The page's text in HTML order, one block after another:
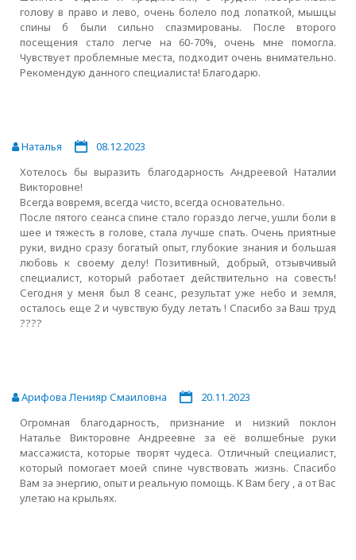
голову в право и лево, очень болело под лопаткой, мышцы
спины б были сильно спазмированы. После второго
посещения стало легче на 60-70%, очень мне помогла.
Чувствует проблемные места, подходит очень внимательно.
Рекомендую данного специалиста! Благодарю.
Наталья
08.12.2023
Хотелось бы выразить благодарность Андреевой Наталии
Викторовне!
Всегда вовремя, всегда чисто, всегда основательно.
После пятого сеанса спине стало гораздо легче, ушли боли в
шее и тяжесть в голове, стала лучше спать. Очень приятные
руки, видно сразу богатый опыт, глубокие знания и большая
любовь к своему делу! Позитивный, добрый, отзывчивый
специалист, который работает действительно на совесть!
Сегодня у меня был 8 сеанс, результат уже небо и земля,
осталось еще 2 и чувствую буду летать ! Спасибо за Ваш труд
????
Арифова Ленияр Смаиловна
20.11.2023
Огромная благодарность, признание и низкий поклон
Наталье Викторовне Андреевне за её волшебные руки
массажиста, которые творят чудеса. Отличный специалист,
который помогает моей спине чувствовать жизнь. Спасибо
Вам за энергию, опыт и реальную помощь. К Вам бегу , а от Вас
улетаю на крыльях.